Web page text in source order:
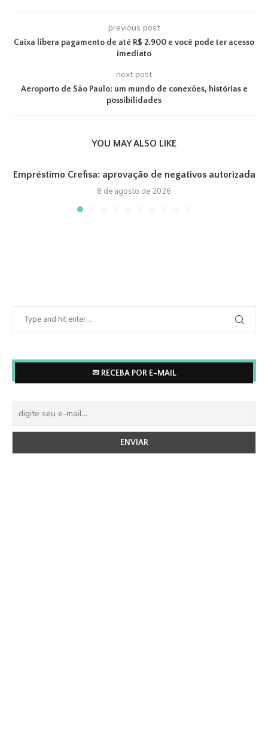
previous post
Caixa libera pagamento de até R$ 2.900 e você pode ter acesso
imediato
next post
Aeroporto de São Paulo: um mundo de conexões, histórias e
possibilidades
YOU MAY ALSO LIKE
Empréstimo Crefisa: aprovação de negativos autorizada
8 de agosto de 2026
✉ RECEBA POR E-MAIL